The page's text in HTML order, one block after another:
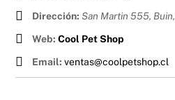
Dirección: San Martin 555, Buin,
Web: Cool Pet Shop
Email: ventas@coolpetshop.cl